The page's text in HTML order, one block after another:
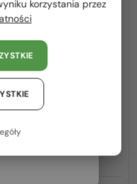
- 04GB - 54
/ EN
korzystania przez